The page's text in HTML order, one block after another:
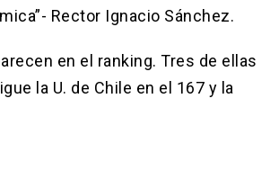
Rector Ignacio Sánchez.
en el ranking. Tres de ellas
la U. de Chile en el 167 y la